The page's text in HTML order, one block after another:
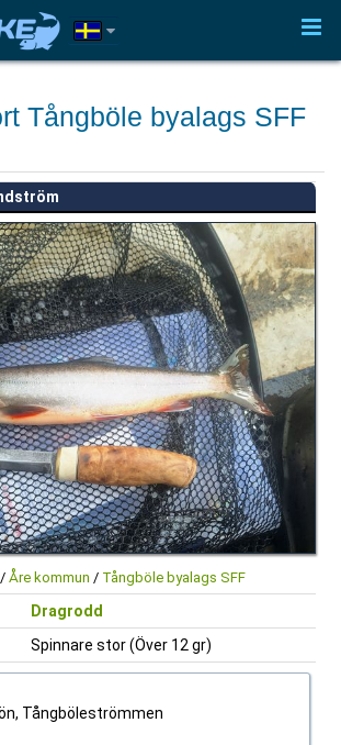
Tångböle byalags SFF
/ Åre kommun / Tångböle byalags SFF
Dragrodd
Spinnare stor (Över 12 gr)
Tångböleströmmen